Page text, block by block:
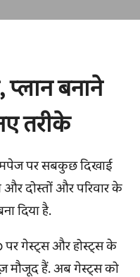
बनाने
तरीके
पर सबकुछ दिखाई
और दोस्तों और परिवार के
दिया है.
गेस्ट्स और होस्ट्स के
मौजूद हैं. अब गेस्ट्स को